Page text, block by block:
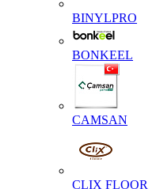
BINYLPRO
BONKEEL
CAMSAN
CLIX FLOOR